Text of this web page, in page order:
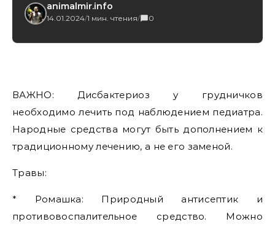
animalmir.info
14.01.2024/1 мин. чтения/ 0
ВАЖНО: Дисбактериоз у грудничков
необходимо лечить под наблюдением педиатра.
Народные средства могут быть дополнением к
традиционному лечению, а не его заменой.
Травы:
* Ромашка: Природный антисептик и
противовоспалительное средство. Можно